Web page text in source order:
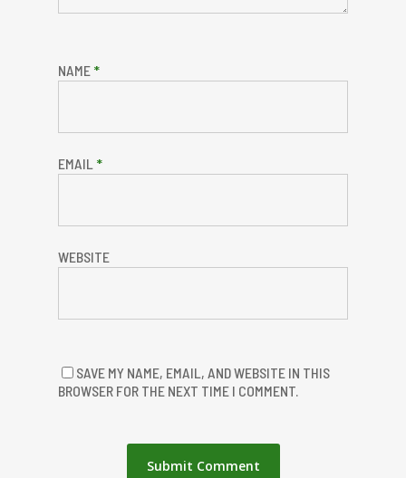
NAME *
EMAIL *
WEBSITE
SAVE MY NAME, EMAIL, AND WEBSITE IN THIS
BROWSER FOR THE NEXT TIME I COMMENT.